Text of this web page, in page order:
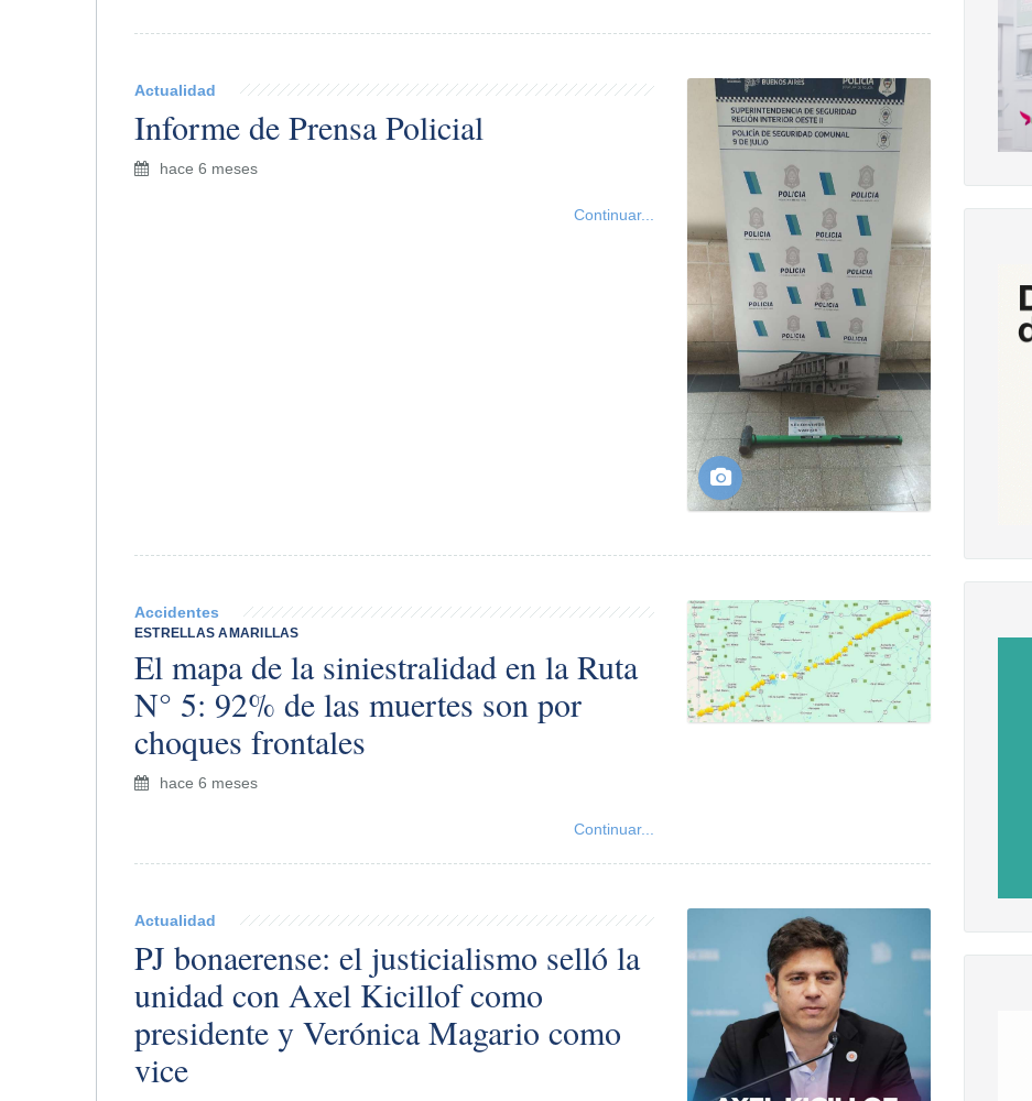
Actualidad
Informe de Prensa Policial
hace 6 meses
Continuar...
Accidentes
ESTRELLAS AMARILLAS
El mapa de la siniestralidad en la Ruta
N° 5: 92% de las muertes son por
choques frontales
hace 6 meses
Continuar...
Actualidad
PJ bonaerense: el justicialismo selló la
unidad con Axel Kicillof como
presidente y Verónica Magario como
vice